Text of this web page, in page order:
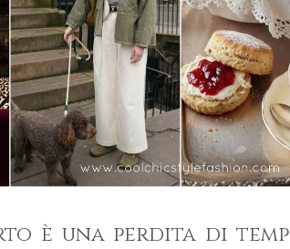
è una perdita di